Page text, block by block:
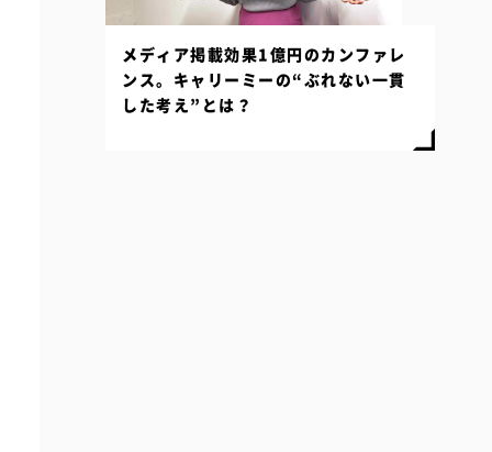
メディア掲載効果1億円のカンファレ
ンス。キャリーミーの“ぶれない一貫
した考え”とは？